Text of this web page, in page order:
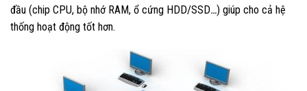
đầu (chip CPU, bộ nhớ RAM, ổ cứng HDD/SSD…) giúp cho cả hệ
thống hoạt động tốt hơn.